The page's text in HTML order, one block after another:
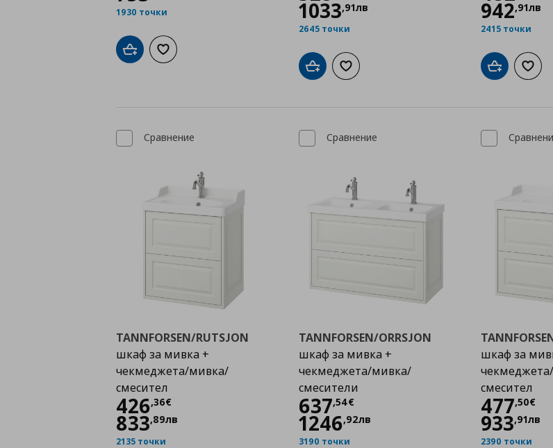
1930 точки
Добави в кошницата
Добави към списъка с любими
1033,91лв
2645 точки
Добави в кошницата
Добави към списъка с любими
942,91лв
2415 точки
Добави в
Сравнение
TANNFORSEN/RUTSJON
шкаф за мивка +
чекмеджета/мивка/
смесител
426,36€
Цена
833,89лв
2135 точки
Сравнение
TANNFORSEN/ORRSJON
шкаф за мивка +
чекмеджета/мивка/
смесители
637,54€
Цена637,54 €
1246,92лв
3190 точки
шкаф за
смесител
477,50€
Цена
933,91лв
2390 точки